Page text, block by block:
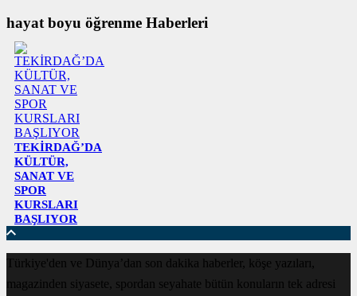
hayat boyu öğrenme Haberleri
TEKİRDAĞ’DA
KÜLTÜR,
SANAT VE
SPOR
KURSLARI
BAŞLIYOR
Türkiye'den ve Dünya’dan son dakika haberler, köşe yazıları,
magazinden siyasete, spordan seyahate bütün konuların tek adresi